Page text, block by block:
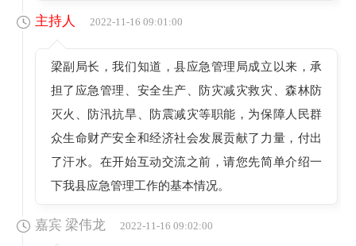
主持人 2022-11-16 09:01:00
梁副局长，我们知道，县应急管理局成立以来，承
担了应急管理、安全生产、防灾减灾救灾、森林防
灭火、防汛抗旱、防震减灾等职能，为保障人民群
众生命财产安全和经济社会发展贡献了力量，付出
了汗水。在开始互动交流之前，请您先简单介绍一
下我县应急管理工作的基本情况。
嘉宾 梁伟龙 2022-11-16 09:02:00